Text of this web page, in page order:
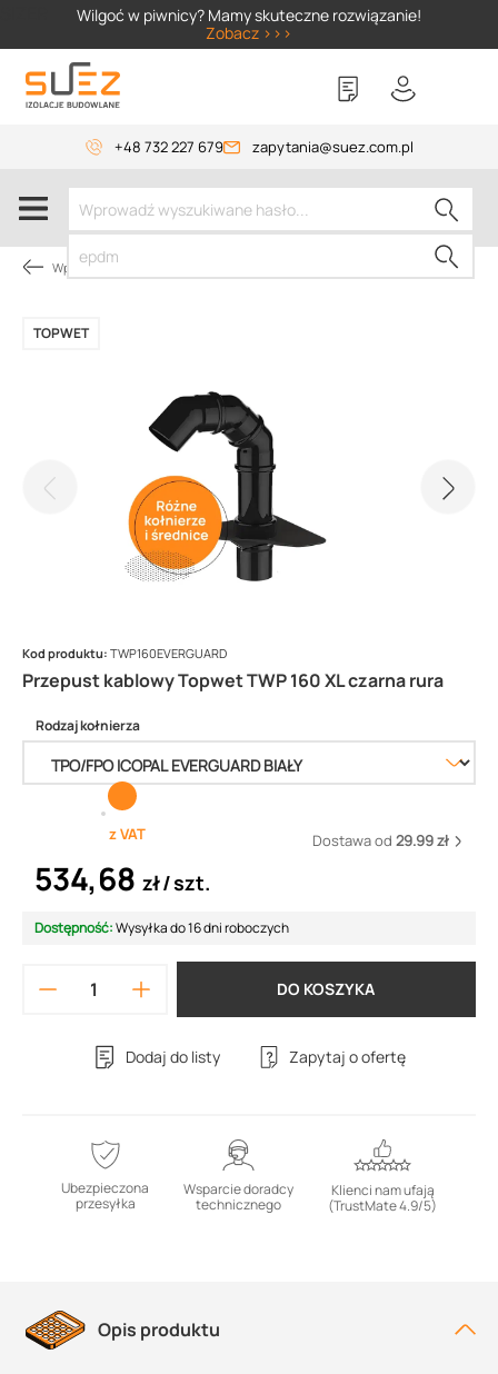
Wilgoć w piwnicy? Mamy skuteczne rozwiązanie!
Zobacz >>>
+48 732 227 679 zapytania@suez.com.pl
Wpusty i akcesoria
Przepust kablowy Topwet TWP 160 XL czarna rura
TOPWET
Kod produktu: TWP160EVERGUARD
Rodzaj kołnierza
z VAT Dostawa od 29.99 zł
534,68 zł szt.
Dostępność:Wysyłka do 16 dni roboczych
DO KOSZYKA
Dodaj do listy Zapytaj o ofertę
Ubezpieczona
przesyłka
Wsparcie doradcy
technicznego
Klienci nam ufają
(TrustMate 4.9/5)
Opis produktu